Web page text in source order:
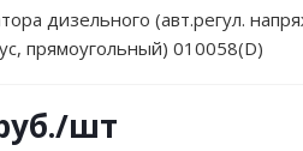
дизельного (авт.регул.
прямоугольный) 010058(D)
/шт